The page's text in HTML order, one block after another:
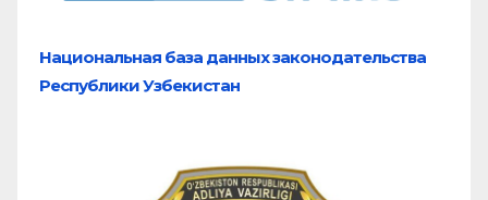
Национальная база данных законодательства
Республики Узбекистан